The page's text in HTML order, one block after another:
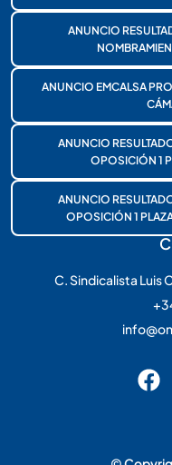
ANUNCIO
ANUNCIO EMCALSA
ANUNCIO
OPOSICIÓN 1
ANUNCIO
OPOSICIÓN 1
C. Sindicalista Luis